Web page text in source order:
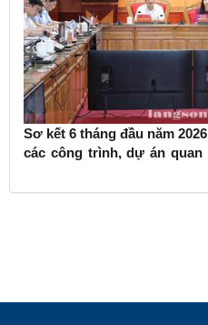
Sơ kết 6 tháng đầu năm
các công trình, dự án quan